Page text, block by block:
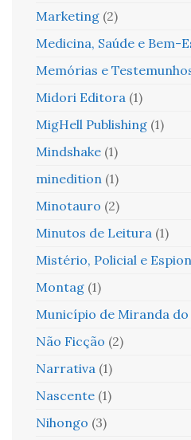
Marketing (2)
Medicina, Saúde e Bem-
Memórias e
Midori Editora (1)
MigHell Publishing (1)
Mindshake (1)
minedition (1)
Minotauro (2)
Minutos de Leitura (1)
Mistério, Policial e
Montag (1)
Município de Miranda
Não Ficção (2)
Narrativa (1)
Nascente (1)
Nihongo (3)